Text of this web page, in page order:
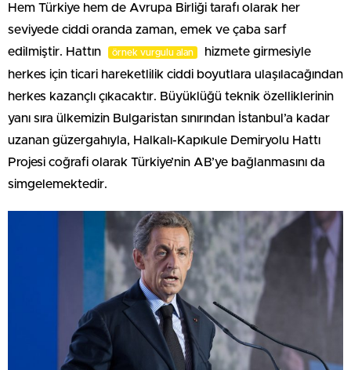
Hem Türkiye hem de Avrupa Birliği tarafı olarak her
seviyede ciddi oranda zaman, emek ve çaba sarf
edilmiştir. Hattın
örnek vurgulu alan
hizmete girmesiyle
herkes için ticari hareketlilik ciddi boyutlara ulaşılacağından
herkes kazançlı çıkacaktır. Büyüklüğü teknik özelliklerinin
yanı sıra ülkemizin Bulgaristan sınırından İstanbul’a kadar
uzanan güzergahıyla, Halkalı-Kapıkule Demiryolu Hattı
Projesi coğrafi olarak Türkiye’nin AB’ye bağlanmasını da
simgelemektedir.